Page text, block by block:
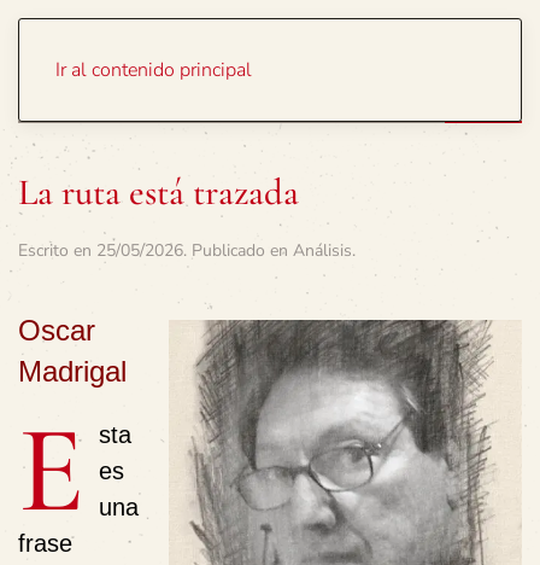
Ir al contenido principal
La ruta está trazada
Escrito en 25/05/2026. Publicado en Análisis.
Oscar
Madrigal
E
sta
es
una
frase